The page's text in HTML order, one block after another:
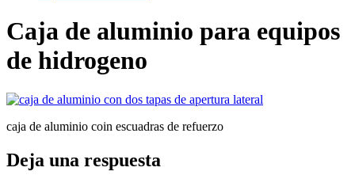
Caja de aluminio para equipos
de hidrogeno
caja de aluminio coin escuadras de refuerzo
Deja una respuesta